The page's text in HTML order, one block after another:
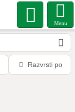
Menu
Razvrsti po